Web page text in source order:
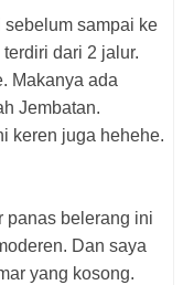
sebelum sampai ke
dari 2 jalur.
Makanya ada
Jembatan.
keren juga hehehe.
panas belerang ini
Dan saya
yang kosong.